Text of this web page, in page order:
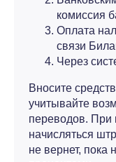
комиссия
Оплата
связи
Через
Вносите
учитывайте
переводов. При
начисляться
не вернет, пока